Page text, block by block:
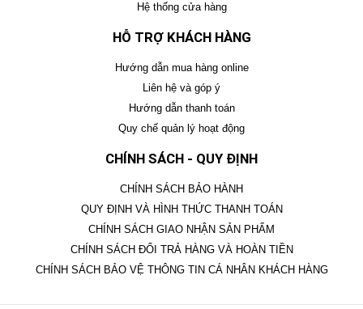
Hệ thống cửa hàng
HỖ TRỢ KHÁCH HÀNG
Hướng dẫn mua hàng online
Liên hệ và góp ý
Hướng dẫn thanh toán
Quy chế quản lý hoạt động
CHÍNH SÁCH - QUY ĐỊNH
CHÍNH SÁCH BẢO HÀNH
QUY ĐỊNH VÀ HÌNH THỨC THANH TOÁN
CHÍNH SÁCH GIAO NHẬN SẢN PHẨM
CHÍNH SÁCH ĐỔI TRẢ HÀNG VÀ HOÀN TIỀN
CHÍNH SÁCH BẢO VỆ THÔNG TIN CÁ NHÂN KHÁCH HÀNG